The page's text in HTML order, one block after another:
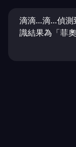
滴滴…滴…偵測
識結果為「菲奧